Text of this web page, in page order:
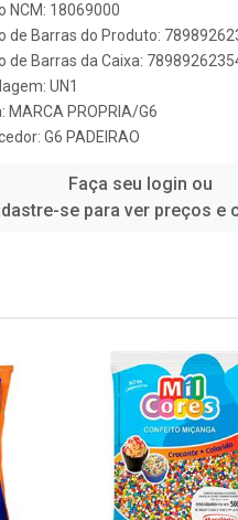
NCM: 18069000
de Barras do Produto:
de Barras da Caixa:
UN1
MARCA PROPRIA/G6
G6 PADEIRAO
Faça seu login ou
se para ver preços e